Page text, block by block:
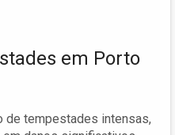
em Porto
de tempestades intensas,